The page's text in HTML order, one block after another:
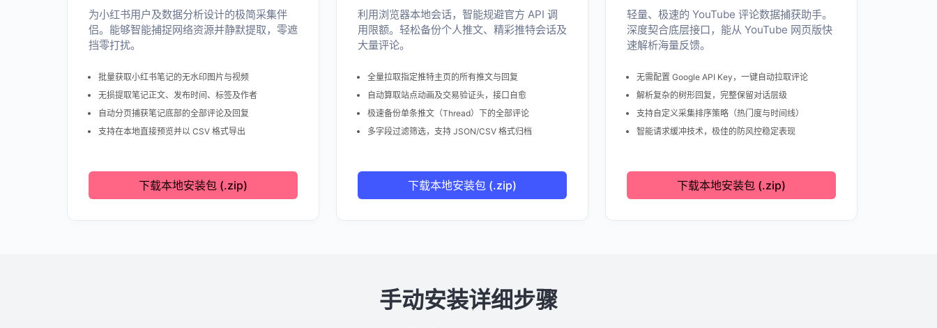
为小红书用户及数据分析设计的极简采集伴
侣。能够智能捕捉网络资源并静默提取，零遮
挡零打扰。
批量获取小红书笔记的无水印图片与视频
无损提取笔记正文、发布时间、标签及作者
自动分页捕获笔记底部的全部评论及回复
支持在本地直接预览并以 CSV 格式导出
下载本地安装包 (.zip)
利用浏览器本地会话，智能规避官方 API 调
用限额。轻松备份个人推文、精彩推特会话及
大量评论。
全量拉取指定推特主页的所有推文与回复
自动算取站点动画及交易验证头，接口自愈
极速备份单条推文（Thread）下的全部评论
多字段过滤筛选，支持 JSON/CSV 格式归档
下载本地安装包 (.zip)
轻量、极速的 YouTube 评论数据捕获助手。
深度契合底层接口，能从 YouTube 网页版快
速解析海量反馈。
无需配置 Google API Key，一键自动拉取评论
解析复杂的树形回复，完整保留对话层级
支持自定义采集排序策略（热门度与时间线）
智能请求缓冲技术，极佳的防风控稳定表现
下载本地安装包 (.zip)
手动安装详细步骤